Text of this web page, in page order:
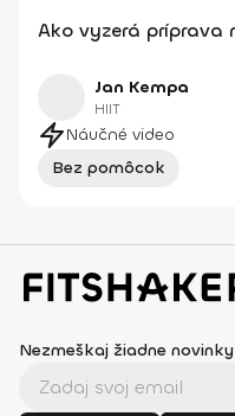
Ako vyzerá príprava
Jan Kempa
HIIT
Náučné video
Bez pomôcok
Nezmeškaj žiadne